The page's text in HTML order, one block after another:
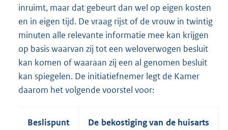
inruimt, maar dat gebeurt dan wel op eigen kosten
en in eigen tijd. De vraag rijst of de vrouw in twintig
minuten alle relevante informatie mee kan krijgen
op basis waarvan zij tot een weloverwogen besluit
kan komen of waaraan zij een al genomen besluit
kan spiegelen. De initiatiefnemer legt de Kamer
daarom het volgende voorstel voor:
Beslispunt
De bekostiging van de huisarts